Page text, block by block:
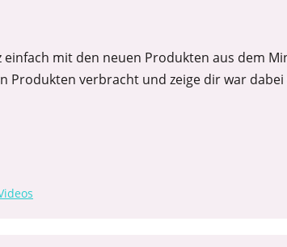
mit den neuen Produkten aus dem
Produkten verbracht und zeige dir war